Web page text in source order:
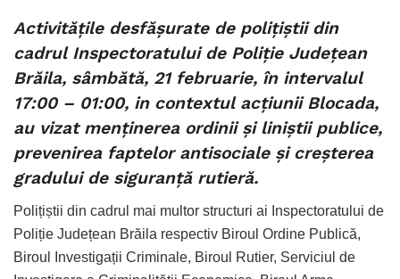
Activitățile desfășurate de polițiștii din
cadrul Inspectoratului de Poliție Județean
Brăila, sâmbătă, 21 februarie, în intervalul
17:00 – 01:00, in contextul acțiunii Blocada,
au vizat menținerea ordinii și liniștii publice,
prevenirea faptelor antisociale și creșterea
gradului de siguranță rutieră.
Polițiștii din cadrul mai multor structuri ai Inspectoratului de
Poliție Județean Brăila respectiv Biroul Ordine Publică,
Biroul Investigații Criminale, Biroul Rutier, Serviciul de